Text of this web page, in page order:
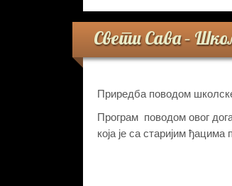
Свети Сава –
Приредба поводом
Програм поводом овог
која је са старијим